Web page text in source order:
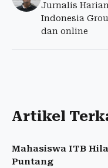
Jurnalis
Indonesia
dan online
Artikel
Mahasiswa ITB
Puntang